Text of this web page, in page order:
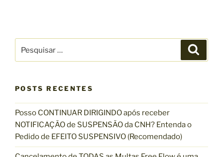
P
s
t
o
o
t
u
i
s
a
r
p
s
r
POSTS RECENTES
Posso CONTINUAR DIRIGINDO após receber
NOTIFICAÇÃO de SUSPENSÃO da CNH? Entenda o
Pedido de EFEITO SUSPENSIVO (Recomendado)